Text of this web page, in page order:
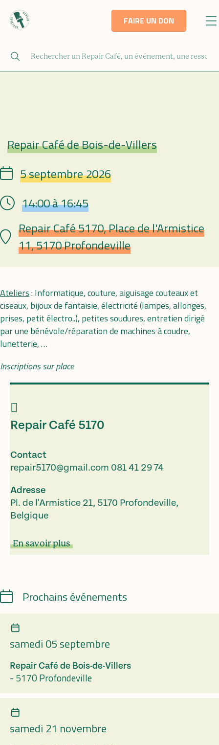
FAIRE UN DON
Repair Café
Repair Café de Bois-de-Villers
Date 5 septembre 2026
Hour 14:00 à 16:45
Lieu Repair Café 5170, Place de l'Armistice
11, 5170 Profondeville
Ateliers: Informatique, couture, aiguisage couteaux et
ciseaux, bijoux de fantaisie, électricité (lampes, allonges,
prises, petit électro..), petites soudures, entretien dirigé
par une bénévole/réparation de machines à coudre,
lunetterie, …
Inscriptions sur place
Repair Café 5170
Contact
repair5170@gmail.com 081 41 29 74
Adresse
Pl. de l'Armistice 21, 5170 Profondeville,
Belgique
En savoir plus
CalendrierProchains événements
samedi 05 septembre
Repair Café de Bois-de-Villers
- 5170 Profondeville
samedi 21 novembre